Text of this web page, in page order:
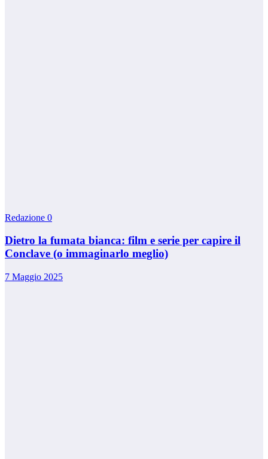
Redazione 0
Dietro la fumata bianca: film e serie per capire il
Conclave (o immaginarlo meglio)
7 Maggio 2025